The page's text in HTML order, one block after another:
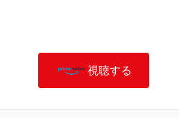
視聴する